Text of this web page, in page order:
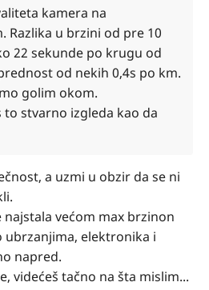
kamera na
Razlika u brzini od pre 10
22 sekunde po krugu od
od nekih 0,4s po km.
golim okom.
to stvarno izgleda kao da
a uzmi u obzir da se ni
većom max brzinon
ubrzanjima, elektronika i
napred.
videćeš tačno na šta mislim...